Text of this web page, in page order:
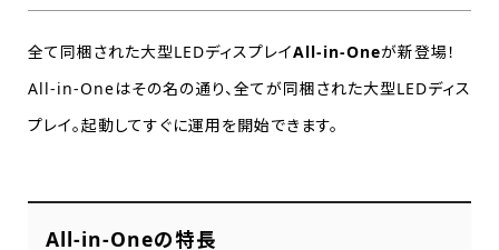
全て同梱された大型LEDディスプレイAll-in-Oneが新登場！
All-in-Oneはその名の通り、全てが同梱された大型LEDディス
プレイ。起動してすぐに運用を開始できます。
All-in-Oneの特長